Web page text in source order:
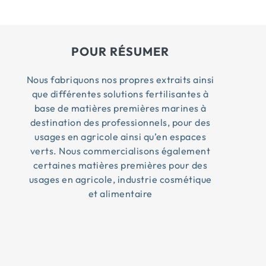
POUR RÉSUMER
Nous fabriquons nos propres extraits ainsi
que différentes solutions fertilisantes à
base de matières premières marines à
destination des professionnels, pour des
usages en agricole ainsi qu’en espaces
verts. Nous commercialisons également
certaines matières premières pour des
usages en agricole, industrie cosmétique
et alimentaire